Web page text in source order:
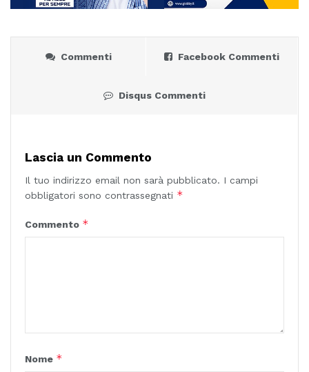
Commenti Facebook Commenti
Disqus Commenti
Lascia un Commento
Il tuo indirizzo email non sarà pubblicato. I campi
obbligatori sono contrassegnati *
Commento *
Nome *